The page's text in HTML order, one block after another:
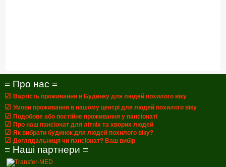
= Про нас =
☑ Вартість проживання в Будинку для людей похилого віку
☑ Умови проживання в нашому центрі для людей похилого віку
☑ Подобове або постійне проживання у пансіонаті
☑ Про наш пансіонат для літніх та хворих людей
☑ Як вибрати будинок для людей похилого віку?
☑ Доглядальниця чи пансіонат? Ваш вибір
= Наші партнери =